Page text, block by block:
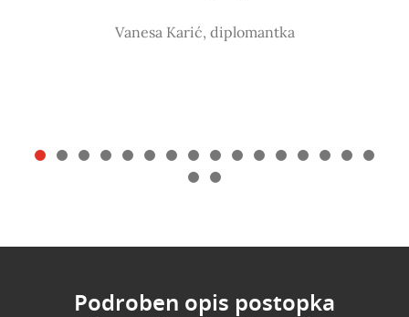
Vanesa Karić, diplomantka
Podroben opis postopka